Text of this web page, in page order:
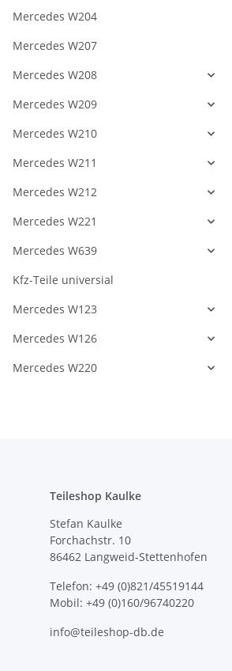
Mercedes W204
Mercedes W207
Mercedes W208
Mercedes W209
Mercedes W210
Mercedes W211
Mercedes W212
Mercedes W221
Mercedes W639
Kfz-Teile universial
Mercedes W123
Mercedes W126
Mercedes W220
Teileshop Kaulke
Stefan Kaulke
Forchachstr. 10
86462 Langweid-Stettenhofen
Telefon: +49 (0)821/45519144
Mobil: +49 (0)160/96740220
info@teileshop-db.de